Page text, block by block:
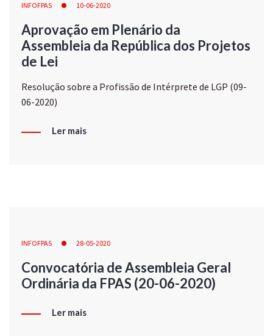
INFOFPAS 10-06-2020
Aprovação em Plenário da
Assembleia da República dos Projetos
de Lei
Resolução sobre a Profissão de Intérprete de LGP (09-
06-2020)
Ler mais
INFOFPAS 28-05-2020
Convocatória de Assembleia Geral
Ordinária da FPAS (20-06-2020)
Ler mais